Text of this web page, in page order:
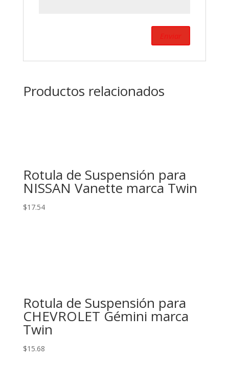
Productos relacionados
Rotula de Suspensión para
NISSAN Vanette marca Twin
$17.54
Rotula de Suspensión para
CHEVROLET Gémini marca
Twin
$15.68